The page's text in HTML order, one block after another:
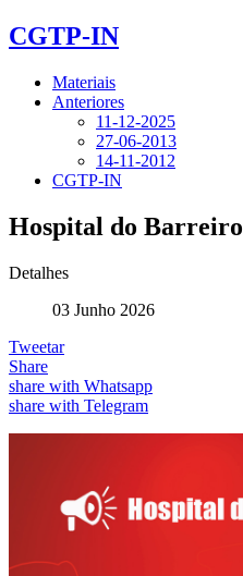
CGTP-IN
Materiais
Anteriores
11-12-2025
27-06-2013
14-11-2012
CGTP-IN
Hospital do Barreiro
Detalhes
03 Junho 2026
Tweetar
Share
share with Whatsapp
share with Telegram